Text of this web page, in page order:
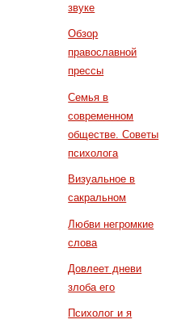
звуке
Обзор
православной
прессы
Семья в
современном
обществе. Советы
психолога
Визуальное в
сакральном
Любви негромкие
слова
Довлеет дневи
злоба его
Психолог и я